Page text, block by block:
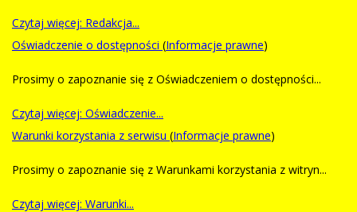
Czytaj więcej: Redakcja...
Oświadczenie o dostępności (Informacje prawne)
Prosimy o zapoznanie się z Oświadczeniem o dostępności...
Czytaj więcej: Oświadczenie...
Warunki korzystania z serwisu (Informacje prawne)
Prosimy o zapoznanie się z Warunkami korzystania z witryn...
Czytaj więcej: Warunki...